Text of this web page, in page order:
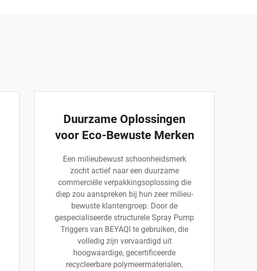
Duurzame Oplossingen
voor Eco-Bewuste Merken
Een milieubewust schoonheidsmerk
zocht actief naar een duurzame
commerciële verpakkingsoplossing die
diep zou aanspreken bij hun zeer milieu-
bewuste klantengroep. Door de
gespecialiseerde structurele Spray Pump
Triggers van BEYAQI te gebruiken, die
volledig zijn vervaardigd uit
hoogwaardige, gecertificeerde
recycleerbare polymeermaterialen,